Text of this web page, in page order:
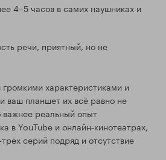
4–5 часов в самих наушниках и
речи, приятный, но не
характеристиками и
ваш планшет их всё равно не
важнее реальный опыт
в YouTube и онлайн‑кинотеатрах,
серий подряд и отсутствие